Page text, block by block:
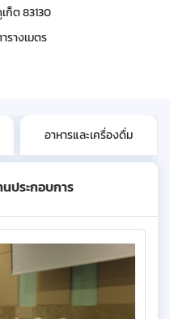
ก็ต 83130
รางเมตร
อาหารและเครื่องดื่ม
ประกอบการ